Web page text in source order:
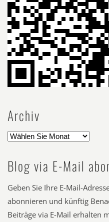
Archiv
Blog via E-Mail
Geben Sie Ihre E-Mail-
abonnieren und künftig
Beiträge via E-Mail erhalten